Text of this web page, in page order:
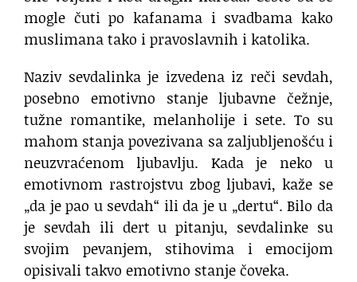
mogle čuti po kafanama i svadbama kako
muslimana tako i pravoslavnih i katolika.
Naziv sevdalinka je izvedena iz reči sevdah,
posebno emotivno stanje ljubavne čežnje,
tužne romantike, melanholije i sete. To su
mahom stanja povezivana sa zaljubljenošću i
neuzvraćenom ljubavlju. Kada je neko u
emotivnom rastrojstvu zbog ljubavi, kaže se
„da je pao u sevdah“ ili da je u „dertu“. Bilo da
je sevdah ili dert u pitanju, sevdalinke su
svojim pevanjem, stihovima i emocijom
opisivali takvo emotivno stanje čoveka.